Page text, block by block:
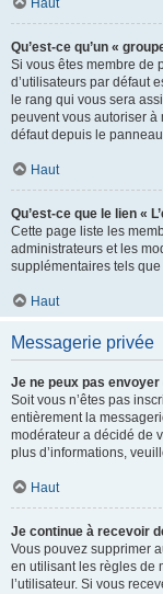
Haut
Qu’est-ce qu’un «
Si vous êtes membre de
d’utilisateurs par défaut
le rang qui vous sera
peuvent vous autoriser à
défaut depuis le
Haut
Qu’est-ce que le lien «
Cette page liste les
administrateurs et les
supplémentaires tels
Haut
Messagerie privée
Je ne peux pas
Soit vous n’êtes pas
entièrement la
modérateur a décidé de
plus d’informations,
Haut
Je continue à recevoir
Vous pouvez supprimer
en utilisant les règles de
l’utilisateur. Si vous